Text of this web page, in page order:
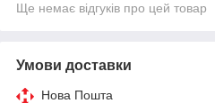
Ще немає відгуків про цей товар
Умови доставки
Нова Пошта